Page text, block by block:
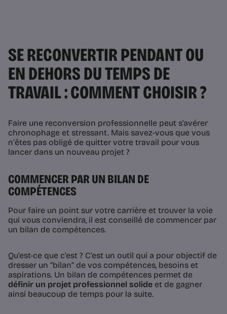
SE RECONVERTIR PENDANT OU
EN DEHORS DU TEMPS DE
TRAVAIL : COMMENT CHOISIR ?
Faire une reconversion professionnelle peut s’avérer
chronophage et stressant. Mais savez-vous que vous
n’êtes pas obligé de quitter votre travail pour vous
lancer dans un nouveau projet ?
COMMENCER PAR UN BILAN DE
COMPÉTENCES
Pour faire un point sur votre carrière et trouver la voie
qui vous conviendra, il est conseillé de commencer par
un bilan de compétences.
Qu’est-ce que c’est ? C’est un outil qui a pour objectif de
dresser un “bilan” de vos compétences, besoins et
aspirations. Un bilan de compétences permet de
définir un projet professionnel solide et de gagner
ainsi beaucoup de temps pour la suite.